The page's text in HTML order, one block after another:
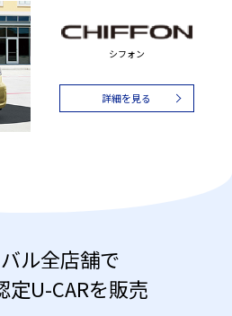
シフォン
詳細を見る
ル全店舗で
定U-CARを販売